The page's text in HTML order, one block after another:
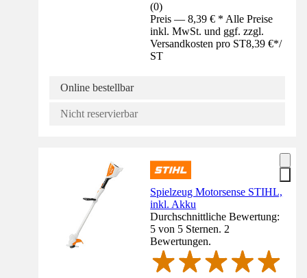
(0)
Preis — 8,39 € * Alle Preise
inkl. MwSt. und ggf. zzgl.
Versandkosten pro ST8,39 €*/
ST
Online bestellbar
Nicht reservierbar
Spielzeug Motorsense STIHL,
inkl. Akku
Durchschnittliche Bewertung:
5 von 5 Sternen. 2
Bewertungen.